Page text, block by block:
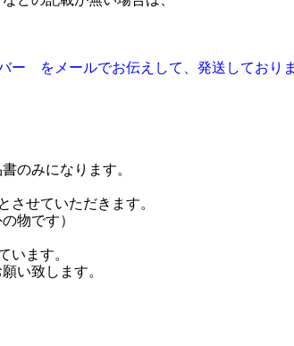
をメールでお伝えして、発送しておりま
のみになります。
させていただきます。
物です）
ます。
い致します。